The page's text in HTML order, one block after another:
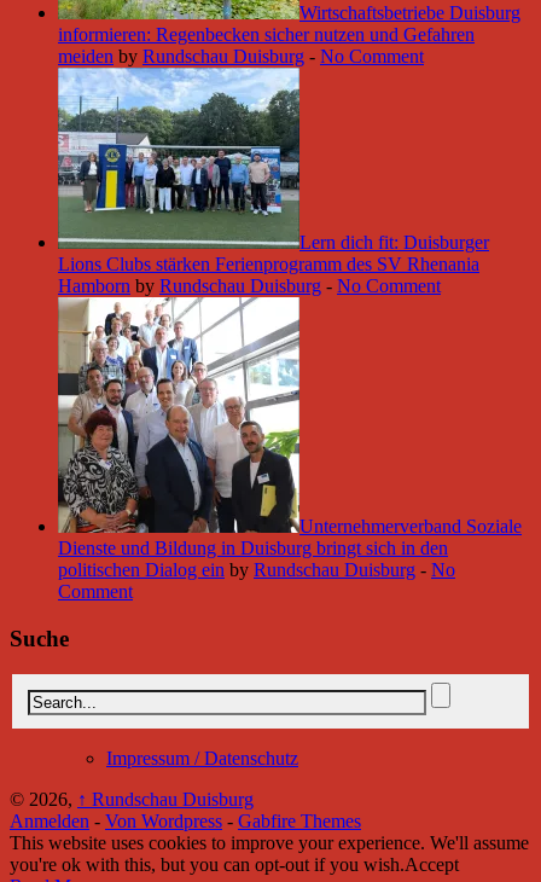
Wirtschaftsbetriebe Duisburg
informieren: Regenbecken sicher nutzen und Gefahren
meiden by Rundschau Duisburg - No Comment
Lern dich fit: Duisburger
Lions Clubs stärken Ferienprogramm des SV Rhenania
Hamborn by Rundschau Duisburg - No Comment
Unternehmerverband Soziale
Dienste und Bildung in Duisburg bringt sich in den
politischen Dialog ein by Rundschau Duisburg - No
Comment
Suche
Impressum / Datenschutz
© 2026, ↑ Rundschau Duisburg
Anmelden - Von Wordpress - Gabfire Themes
This website uses cookies to improve your experience. We'll assume
you're ok with this, but you can opt-out if you wish.Accept